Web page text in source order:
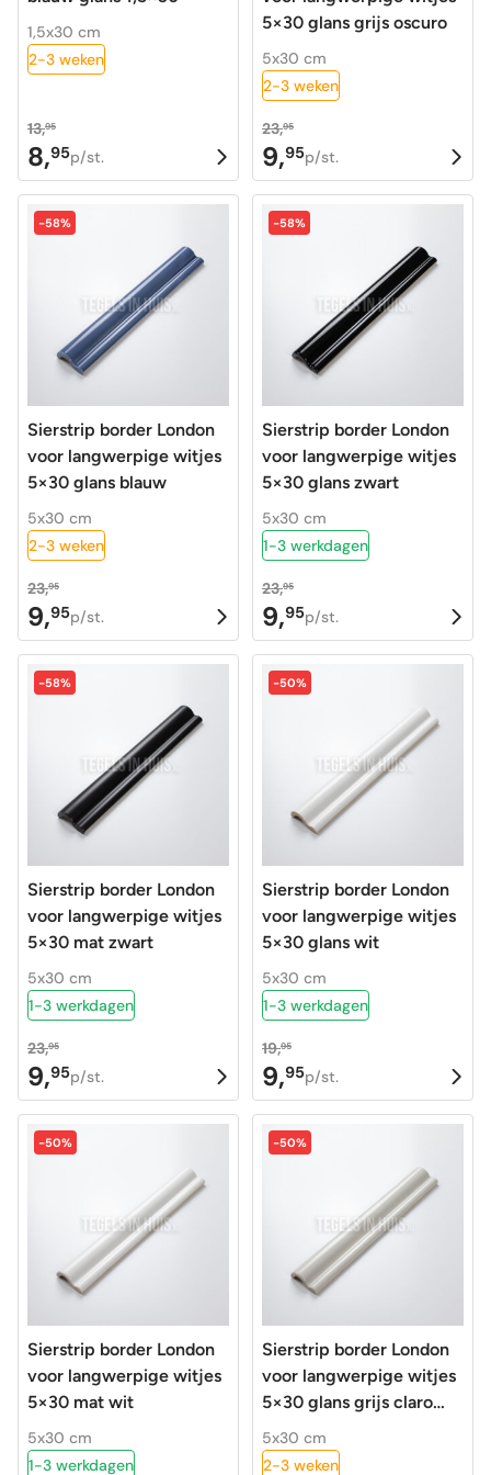
1,5x30 cm
2-3 weken
13,95
Oorspronkelijke
prijs
was:
13,95.
8,95
Huidige
prijs
is:
8,95.
p/st.
5×30 glans grijs oscuro
5x30 cm
2-3 weken
23,95
Oorspronkelijke
prijs
was:
23,95.
9,95
Huidige
prijs
is:
9,95.
p/st.
-58%
Sierstrip border London
voor langwerpige witjes
5×30 glans blauw
5x30 cm
2-3 weken
23,95
Oorspronkelijke
prijs
was:
23,95.
9,95
Huidige
prijs
is:
9,95.
p/st.
-58%
Sierstrip border London
voor langwerpige witjes
5×30 glans zwart
5x30 cm
1-3 werkdagen
23,95
Oorspronkelijke
prijs
was:
23,95.
9,95
Huidige
prijs
is:
9,95.
p/st.
-58%
Sierstrip border London
voor langwerpige witjes
5×30 mat zwart
5x30 cm
1-3 werkdagen
23,95
Oorspronkelijke
prijs
was:
23,95.
9,95
Huidige
prijs
is:
9,95.
p/st.
-50%
Sierstrip border London
voor langwerpige witjes
5×30 glans wit
5x30 cm
1-3 werkdagen
19,95
Oorspronkelijke
prijs
was:
19,95.
9,95
Huidige
prijs
is:
9,95.
p/st.
-50%
Sierstrip border London
voor langwerpige witjes
5×30 mat wit
5x30 cm
1-3 werkdagen
-50%
Sierstrip border London
voor langwerpige witjes
5×30 glans grijs claro
21078
5x30 cm
2-3 weken